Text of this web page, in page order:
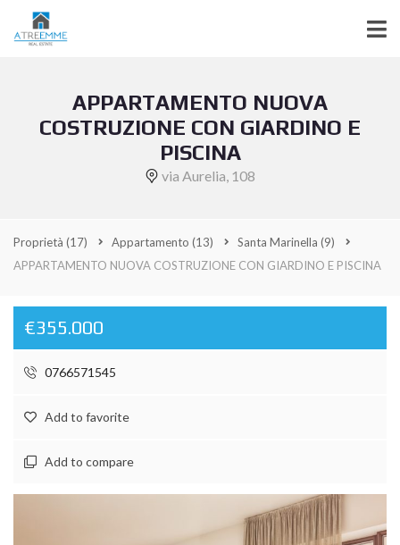
APPARTAMENTO NUOVA
COSTRUZIONE CON GIARDINO E
PISCINA
via Aurelia, 108
Proprietà (17) Appartamento (13) Santa Marinella (9)
APPARTAMENTO NUOVA COSTRUZIONE CON GIARDINO E PISCINA
€355.000
0766571545
Add to favorite
Add to compare